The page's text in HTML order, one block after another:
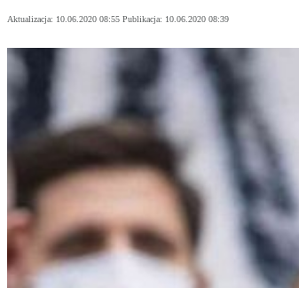
Aktualizacja: 10.06.2020 08:55 Publikacja: 10.06.2020 08:39